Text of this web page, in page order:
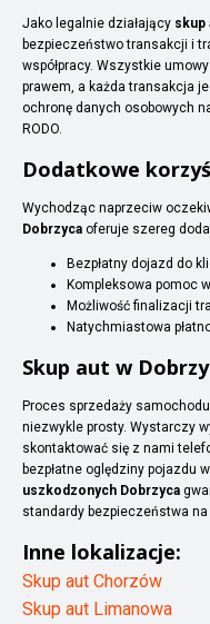
Jako legalnie działający skup
bezpieczeństwo transakcji i
współpracy. Wszystkie
prawem, a każda transakcja
ochronę danych osobowych
RODO.
Dodatkowe
Wychodząc naprzeciw
Dobrzyca oferuje szereg
Bezpłatny dojazd do
Kompleksowa pomoc
Możliwość finalizacji
Natychmiastowa
Skup aut w
Proces sprzedaży
niezwykle prosty. Wystarczy
skontaktować się z nami
bezpłatne oględziny pojazdu
uszkodzonych Dobrzyca
standardy bezpieczeństwa
Inne lokalizacje:
Skup aut Chorzów
Skup aut Limanowa